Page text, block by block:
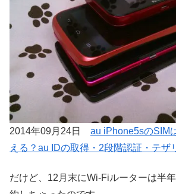
2014年09月24日 au iPhone5sのSIM
える？au IDの取得・2段階認証・テザ
だけど、12月末にWi-Fiルーターは半